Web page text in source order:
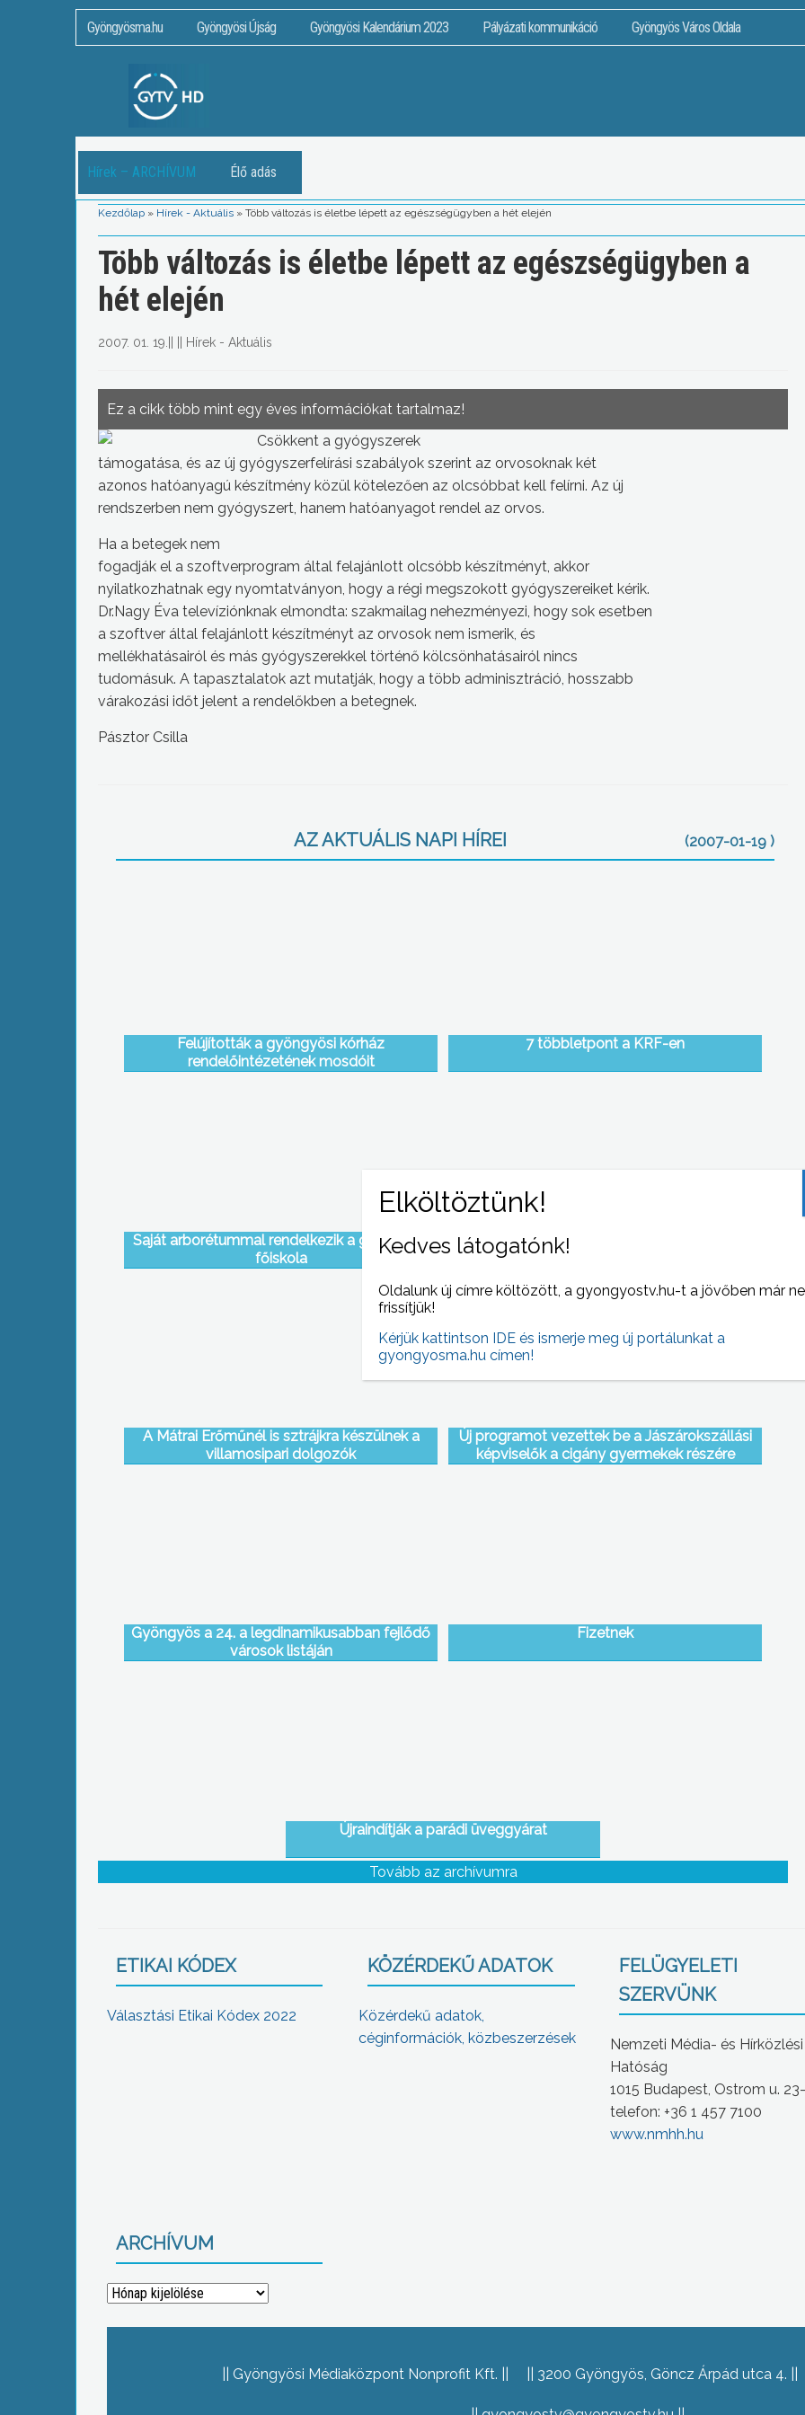
Gyöngyösma.hu Gyöngyösi Újság Gyöngyösi Kalendárium 2023 Pályázati kommunikáció Gyöngyös Város Oldala
Hírek – ARCHÍVUM Élő adás
Kezdőlap » Hírek - Aktuális » Több változás is életbe lépett az egészségügyben a hét elején
Több változás is életbe lépett az egészségügyben a
hét elején
2007. 01. 19. Hírek - Aktuális
Ez a cikk több mint egy éves információkat tartalmaz!
Csökkent a gyógyszerek
támogatása, és az új gyógyszerfelírási szabályok szerint az orvosoknak két
azonos hatóanyagú készítmény közül kötelezően az olcsóbbat kell felírni. Az új
rendszerben nem gyógyszert, hanem hatóanyagot rendel az orvos.
Ha a betegek nem
fogadják el a szoftverprogram által felajánlott olcsóbb készítményt, akkor
nyilatkozhatnak egy nyomtatványon, hogy a régi megszokott gyógyszereiket kérik.
Dr.Nagy Éva televíziónknak elmondta: szakmailag nehezményezi, hogy sok esetben
a szoftver által felajánlott készítményt az orvosok nem ismerik, és
mellékhatásairól és más gyógyszerekkel történő kölcsönhatásairól nincs
tudomásuk. A tapasztalatok azt mutatják, hogy a több adminisztráció, hosszabb
várakozási időt jelent a rendelőkben a betegnek.
Pásztor Csilla
AZ AKTUÁLIS NAPI HÍREI (2007-01-19 )
Felújították a gyöngyösi kórház
rendelőintézetének mosdóit
7 többletpont a KRF-en
Saját arborétummal rendelkezik a gyöngyösi
főiskola
Fodor Gábor vállalja a megmérettetést
A Mátrai Erőműnél is sztrájkra készülnek a
villamosipari dolgozók
Új programot vezettek be a Jászárokszállási
képviselők a cigány gyermekek részére
Gyöngyös a 24. a legdinamikusabban fejlődő
városok listáján
Fizetnek
Újraindítják a parádi üveggyárat
Tovább az archívumra
ETIKAI KÓDEX
Választási Etikai Kódex 2022
KÖZÉRDEKŰ ADATOK
Közérdekű adatok,
céginformációk, közbeszerzések
FELÜGYELETI
SZERVÜNK
Nemzeti Média- és Hírközlési
Hatóság
1015 Budapest, Ostrom u.
telefon: +36 1 457 7100
www.nmhh.hu
ARCHÍVUM
Archívum
Gyöngyösi Médiaközpont Nonprofit Kft. 3200 Gyöngyös, Göncz Árpád utca 4.
Kedves látogatónk!
Oldalunk új címre költözött, a gyongyostv.hu-t a jövőben már
frissítjük!
Kérjük kattintson IDE és ismerje meg új portálunkat a
gyongyosma.hu címen!